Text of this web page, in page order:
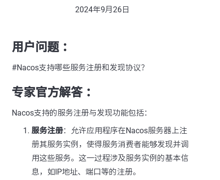
2024年9月26日
用户问题 ：
#Nacos支持哪些服务注册和发现协议？
专家官方解答 ：
Nacos支持的服务注册与发现功能包括：
服务注册：允许应用程序在Nacos服务器上注
册其服务实例，使得服务消费者能够发现并调
用这些服务。这一过程涉及服务实例的基本信
息，如IP地址、端口等的注册。